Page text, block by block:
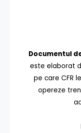
Documentul
este elaborat
pe care CFR
opereze